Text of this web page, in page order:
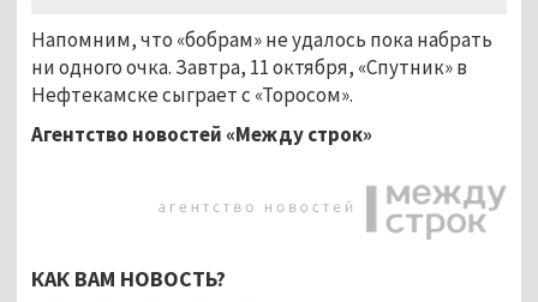
Напомним, что «бобрам» не удалось пока набрать
ни одного очка. Завтра, 11 октября, «Спутник» в
Нефтекамске сыграет с «Торосом».
Агентство новостей «Между строк»
КАК ВАМ НОВОСТЬ?